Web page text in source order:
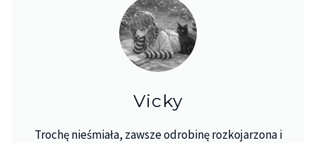
Vicky
Trochę nieśmiała, zawsze odrobinę rozkojarzona i